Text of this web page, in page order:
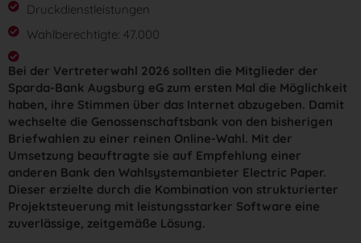
Bei der Vertreterwahl 2026 sollten die Mitglieder der
Sparda-Bank Augsburg eG zum ersten Mal die Möglichkeit
haben, ihre Stimmen über das Internet abzugeben. Damit
wechselte die Genossenschaftsbank von den bisherigen
Briefwahlen zu einer reinen Online-Wahl. Mit der
Umsetzung beauftragte sie auf Empfehlung einer
anderen Bank den Wahlsystemanbieter Electric Paper.
Dieser erzielte durch die Kombination von strukturierter
Projektsteuerung mit leistungsstarker Software eine
zuverlässige, zeitgemäße Lösung.
Druckdienstleistungen
Wahlberechtigte: 47.000